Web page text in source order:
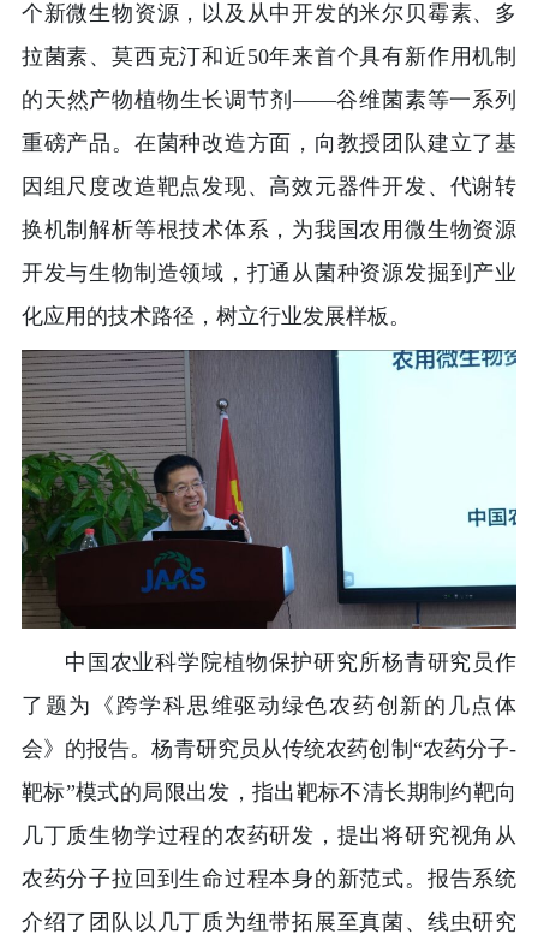
个新微生物资源，以及从中开发的米尔贝霉素、多
拉菌素、莫西克汀和近50年来首个具有新作用机制
的天然产物植物生长调节剂——谷维菌素等一系列
重磅产品。在菌种改造方面，向教授团队建立了基
因组尺度改造靶点发现、高效元器件开发、代谢转
换机制解析等根技术体系，为我国农用微生物资源
开发与生物制造领域，打通从菌种资源发掘到产业
化应用的技术路径，树立行业发展样板。
中国农业科学院植物保护研究所杨青研究员作
了题为《跨学科思维驱动绿色农药创新的几点体
会》的报告。杨青研究员从传统农药创制“农药分子-
靶标”模式的局限出发，指出靶标不清长期制约靶向
几丁质生物学过程的农药研发，提出将研究视角从
农药分子拉回到生命过程本身的新范式。报告系统
介绍了团队以几丁质为纽带拓展至真菌、线虫研究